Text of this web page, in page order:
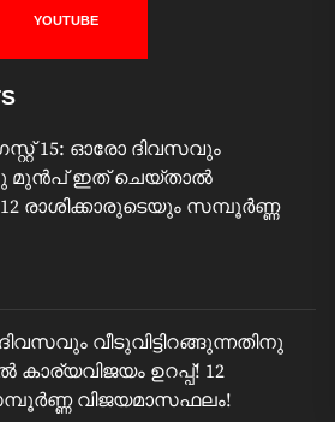
YOUTUBE
15: ഓരോ ദിവസവും
മുൻപ് ഇത് ചെയ്താൽ
രാശിക്കാരുടെയും സമ്പൂർണ്ണ
വീടുവിട്ടിറങ്ങുന്നതിനു
ഉറപ്പ്! 12
വിജയമാസഫലം!